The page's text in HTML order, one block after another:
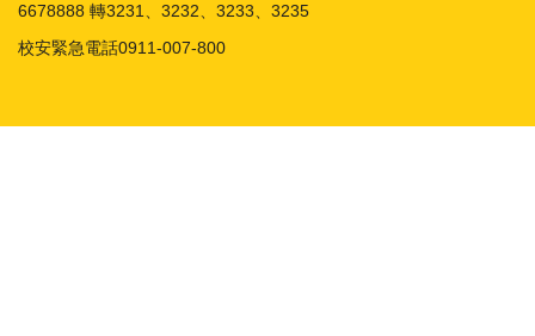
6678888 轉3231、3232、3233、3235
校安緊急電話0911-007-800